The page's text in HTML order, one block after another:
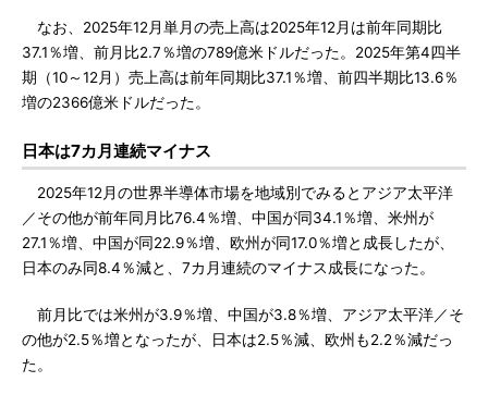
なお、2025年12月単月の売上高は2025年12月は前年同期比
37.1％増、前月比2.7％増の789億米ドルだった。2025年第4四半
期（10～12月）売上高は前年同期比37.1％増、前四半期比13.6％
増の2366億米ドルだった。
日本は7カ月連続マイナス
2025年12月の世界半導体市場を地域別でみるとアジア太平洋
／その他が前年同月比76.4％増、中国が同34.1％増、米州が
27.1％増、中国が同22.9％増、欧州が同17.0％増と成長したが、
日本のみ同8.4％減と、7カ月連続のマイナス成長になった。
前月比では米州が3.9％増、中国が3.8％増、アジア太平洋／そ
の他が2.5％増となったが、日本は2.5％減、欧州も2.2％減だっ
た。